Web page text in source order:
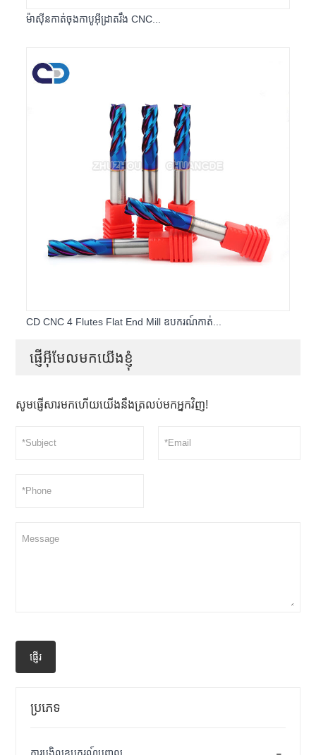
ម៉ាស៊ីនកាត់ចុងកាបូអ៊ីដ្រាតរឹង CNC...
CD CNC 4 Flutes Flat End Mill ឧបករណ៍កាត់...
ផ្ញើអ៊ីមែលមកយើងខ្ញុំ
សូមផ្ញើសារមកហើយយើងនឹងត្រលប់មកអ្នកវិញ!
ផ្ញើរ
ប្រភេទ
ការបង្វិលឧបករណ៍បញ្ចូល